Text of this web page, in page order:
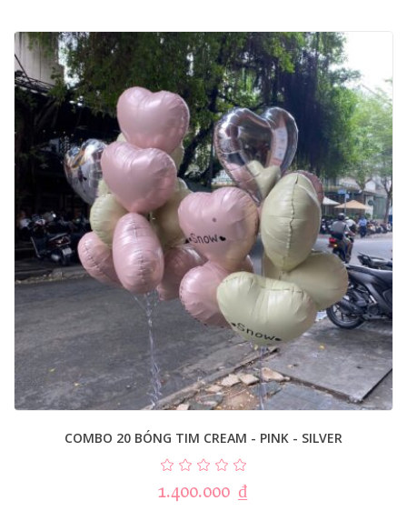
COMBO 20 BÓNG TIM CREAM - PINK - SILVER
1.400.000 ₫